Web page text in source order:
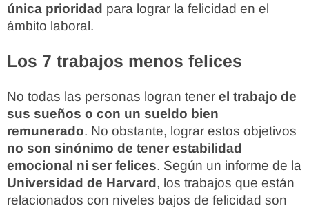
única prioridad para lograr la felicidad en el
ámbito laboral.
Los 7 trabajos menos felices
No todas las personas logran tener el trabajo de
sus sueños o con un sueldo bien
remunerado. No obstante, lograr estos objetivos
no son sinónimo de tener estabilidad
emocional ni ser felices. Según un informe de la
Universidad de Harvard, los trabajos que están
relacionados con niveles bajos de felicidad son